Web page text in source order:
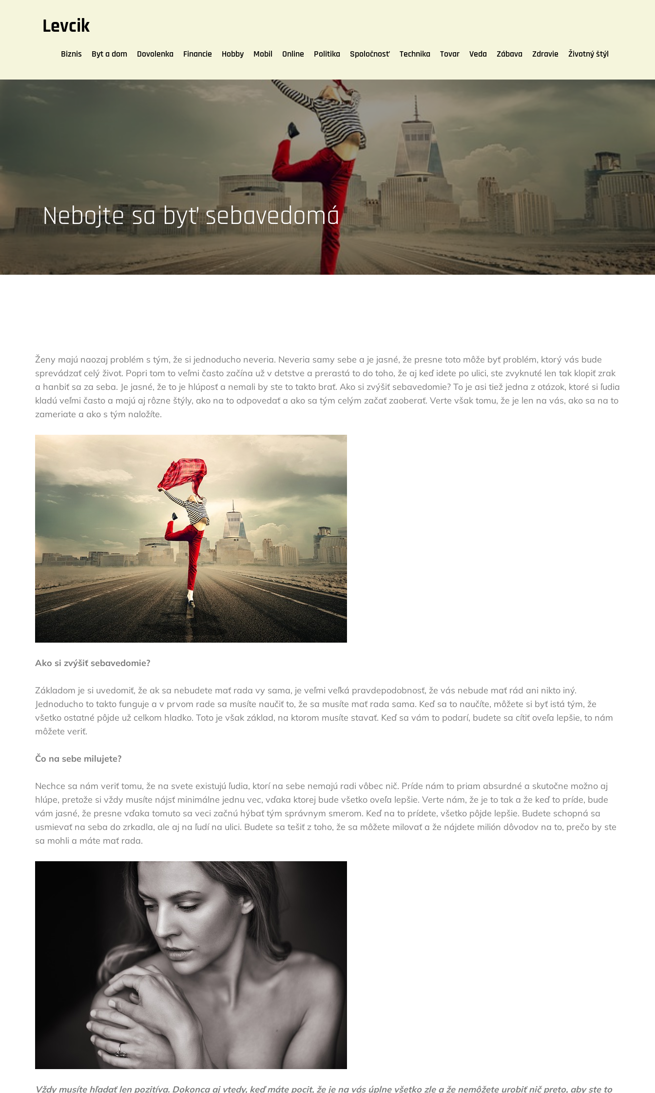
Levcik
Biznis Byt a dom Dovolenka Financie Hobby Mobil Online Politika Spoločnosť Technika Tovar Veda Zábava Zdravie Životný štýl
Nebojte sa byť sebavedomá
Ženy majú naozaj problém s tým, že si jednoducho neveria. Neveria samy sebe a je jasné, že presne toto môže byť problém, ktorý vás bude
sprevádzať celý život. Popri tom to veľmi často začína už v detstve a prerastá to do toho, že aj keď idete po ulici, ste zvyknuté len tak klopiť zrak
a hanbiť sa za seba. Je jasné, že to je hlúposť a nemali by ste to takto brať. Ako si zvýšiť sebavedomie? To je asi tiež jedna z otázok, ktoré si ľudia
kladú veľmi často a majú aj rôzne štýly, ako na to odpovedať a ako sa tým celým začať zaoberať. Verte však tomu, že je len na vás, ako sa na to
zameriate a ako s tým naložíte.
Ako si zvýšiť sebavedomie?
Základom je si uvedomiť, že ak sa nebudete mať rada vy sama, je veľmi veľká pravdepodobnosť, že vás nebude mať rád ani nikto iný.
Jednoducho to takto funguje a v prvom rade sa musíte naučiť to, že sa musíte mať rada sama. Keď sa to naučíte, môžete si byť istá tým, že
všetko ostatné pôjde už celkom hladko. Toto je však základ, na ktorom musíte stavať. Keď sa vám to podarí, budete sa cítiť oveľa lepšie, to nám
môžete veriť.
Čo na sebe milujete?
Nechce sa nám veriť tomu, že na svete existujú ľudia, ktorí na sebe nemajú radi vôbec nič. Príde nám to priam absurdné a skutočne možno aj
hlúpe, pretože si vždy musíte nájsť minimálne jednu vec, vďaka ktorej bude všetko oveľa lepšie. Verte nám, že je to tak a že keď to príde, bude
vám jasné, že presne vďaka tomuto sa veci začnú hýbať tým správnym smerom. Keď na to prídete, všetko pôjde lepšie. Budete schopná sa
usmievať na seba do zrkadla, ale aj na ľudí na ulici. Budete sa tešiť z toho, že sa môžete milovať a že nájdete milión dôvodov na to, prečo by ste
sa mohli a máte mať rada.
Vždy musíte hľadať len pozitíva. Dokonca aj vtedy, keď máte pocit, že je na vás úplne všetko zle a že nemôžete urobiť nič preto, aby ste to